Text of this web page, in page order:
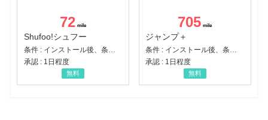
72
Shufoo!シュフー
承認 : 1日程度
無料
705
ジャンプ＋
承認 : 1日程度
無料